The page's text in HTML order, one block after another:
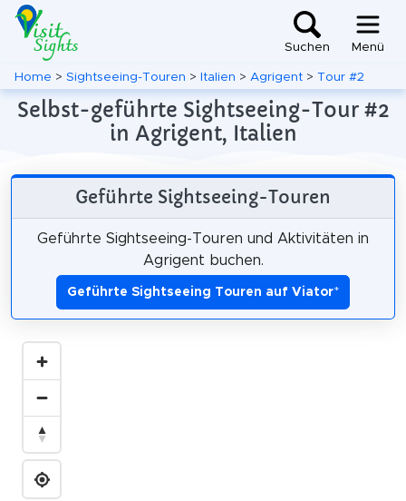
Suchen Menü
Home > Sightseeing-Touren > Italien > Agrigent > Tour #2
Selbst-geführte Sightseeing-Tour #2
in Agrigent, Italien
Geführte Sightseeing-Touren
Geführte Sightseeing-Touren und Aktivitäten in
Agrigent buchen.
Geführte Sightseeing Touren auf Viator*